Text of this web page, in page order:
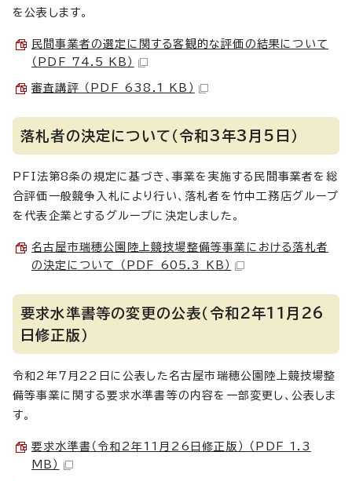
を公表します。
民間事業者の選定に関する客観的な評価の結果について
（PDF 74.5 KB）
審査講評 （PDF 638.1 KB）
落札者の決定について（令和3年3月5日）
PFI法第8条の規定に基づき、事業を実施する民間事業者を総
合評価一般競争入札により行い、落札者を竹中工務店グループ
を代表企業とするグループに決定しました。
名古屋市瑞穂公園陸上競技場整備等事業における落札者
の決定について （PDF 605.3 KB）
要求水準書等の変更の公表（令和2年11月26
日修正版）
令和2年7月22日に公表した名古屋市瑞穂公園陸上競技場整
備等事業に関する要求水準書等の内容を一部変更し、公表しま
す。
要求水準書（令和2年11月26日修正版） （PDF 1.3
MB）